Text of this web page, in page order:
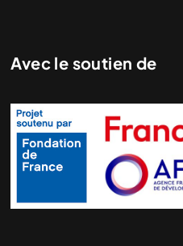
Avec le soutien de